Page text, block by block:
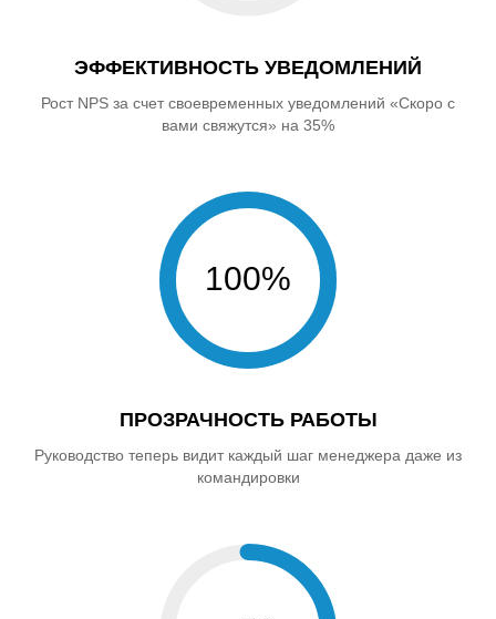
ЭФФЕКТИВНОСТЬ УВЕДОМЛЕНИЙ
Рост NPS за счет своевременных уведомлений «Скоро с
вами свяжутся» на 35%
100%
ПРОЗРАЧНОСТЬ РАБОТЫ
Руководство теперь видит каждый шаг менеджера даже из
командировки